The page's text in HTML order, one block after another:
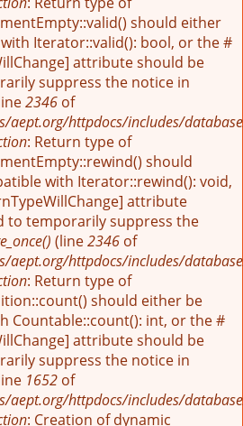
should either
Iterator::valid(): bool, or the #
attribute should be
suppress the notice in
2346 of
aept.org/httpdocs/includes/
: Return type of
should
with Iterator::rewind(): void,
attribute
to temporarily suppress the
(line2346 of
aept.org/httpdocs/includes/
: Return type of
should either be
Countable::count(): int, or the #
attribute should be
suppress the notice in
1652 of
aept.org/httpdocs/includes/
: Creation of dynamic